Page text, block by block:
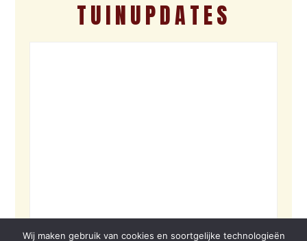
TUINUPDATES
Wij maken gebruik van cookies en soortgelijke technologieën